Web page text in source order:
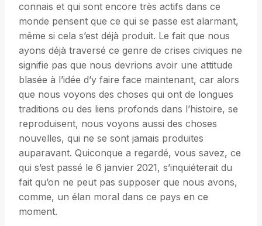
connais et qui sont encore très actifs dans ce
monde pensent que ce qui se passe est alarmant,
même si cela s’est déjà produit. Le fait que nous
ayons déjà traversé ce genre de crises civiques ne
signifie pas que nous devrions avoir une attitude
blasée à l’idée d’y faire face maintenant, car alors
que nous voyons des choses qui ont de longues
traditions ou des liens profonds dans l’histoire, se
reproduisent, nous voyons aussi des choses
nouvelles, qui ne se sont jamais produites
auparavant. Quiconque a regardé, vous savez, ce
qui s’est passé le 6 janvier 2021, s’inquiéterait du
fait qu’on ne peut pas supposer que nous avons,
comme, un élan moral dans ce pays en ce
moment.